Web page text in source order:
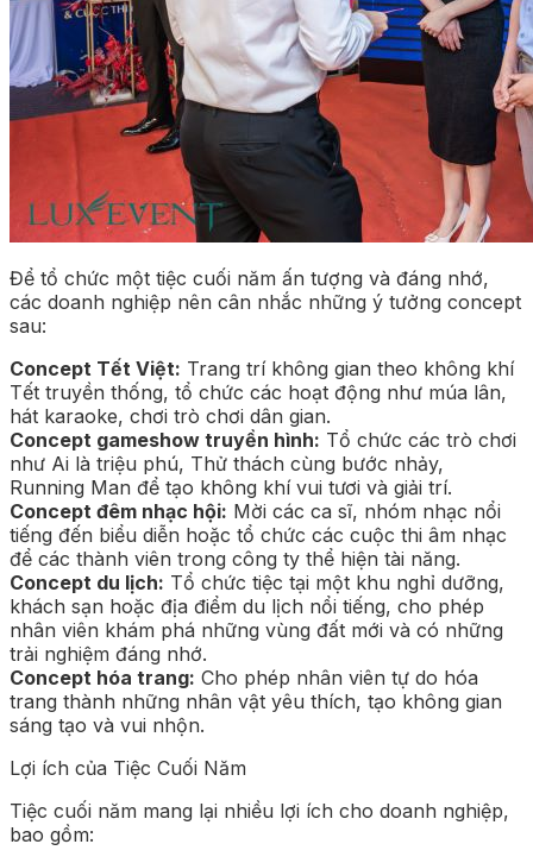
Để tổ chức một tiệc cuối năm ấn tượng và đáng nhớ,
các doanh nghiệp nên cân nhắc những ý tưởng concept
sau:
Concept Tết Việt: Trang trí không gian theo không khí
Tết truyền thống, tổ chức các hoạt động như múa lân,
hát karaoke, chơi trò chơi dân gian.
Concept gameshow truyền hình: Tổ chức các trò chơi
như Ai là triệu phú, Thử thách cùng bước nhảy,
Running Man để tạo không khí vui tươi và giải trí.
Concept đêm nhạc hội: Mời các ca sĩ, nhóm nhạc nổi
tiếng đến biểu diễn hoặc tổ chức các cuộc thi âm nhạc
để các thành viên trong công ty thể hiện tài năng.
Concept du lịch: Tổ chức tiệc tại một khu nghỉ dưỡng,
khách sạn hoặc địa điểm du lịch nổi tiếng, cho phép
nhân viên khám phá những vùng đất mới và có những
trải nghiệm đáng nhớ.
Concept hóa trang: Cho phép nhân viên tự do hóa
trang thành những nhân vật yêu thích, tạo không gian
sáng tạo và vui nhộn.
Lợi ích của Tiệc Cuối Năm
Tiệc cuối năm mang lại nhiều lợi ích cho doanh nghiệp,
bao gồm: